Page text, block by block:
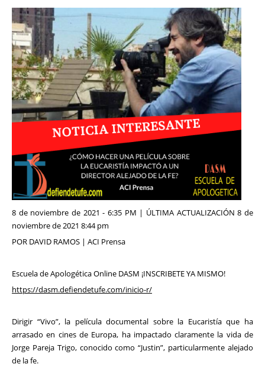
8 de noviembre de 2021 - 6:35 PM | ÚLTIMA ACTUALIZACIÓN 8 de
noviembre de 2021 8:44 pm
POR DAVID RAMOS | ACI Prensa
Escuela de Apologética Online DASM ¡INSCRIBETE YA MISMO!
https://dasm.defiendetufe.com/inicio-r/
Dirigir “Vivo”, la película documental sobre la Eucaristía que ha
arrasado en cines de Europa, ha impactado claramente la vida de
Jorge Pareja Trigo, conocido como “Justin”, particularmente alejado
de la fe.